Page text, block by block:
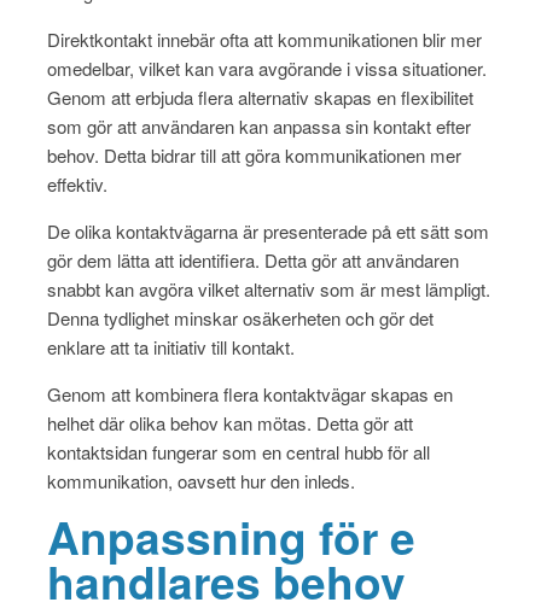
Direktkontakt innebär ofta att kommunikationen blir mer
omedelbar, vilket kan vara avgörande i vissa situationer.
Genom att erbjuda flera alternativ skapas en flexibilitet
som gör att användaren kan anpassa sin kontakt efter
behov. Detta bidrar till att göra kommunikationen mer
effektiv.
De olika kontaktvägarna är presenterade på ett sätt som
gör dem lätta att identifiera. Detta gör att användaren
snabbt kan avgöra vilket alternativ som är mest lämpligt.
Denna tydlighet minskar osäkerheten och gör det
enklare att ta initiativ till kontakt.
Genom att kombinera flera kontaktvägar skapas en
helhet där olika behov kan mötas. Detta gör att
kontaktsidan fungerar som en central hubb för all
kommunikation, oavsett hur den inleds.
Anpassning för e
handlares behov